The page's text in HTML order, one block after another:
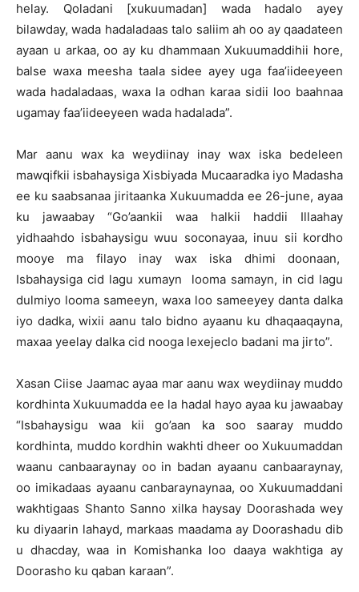
helay. Qoladani [xukuumadan] wada hadalo ayey
bilawday, wada hadaladaas talo saliim ah oo ay qaadateen
ayaan u arkaa, oo ay ku dhammaan Xukuumaddihii hore,
balse waxa meesha taala sidee ayey uga faa’iideeyeen
wada hadaladaas, waxa la odhan karaa sidii loo baahnaa
ugamay faa’iideeyeen wada hadalada”.
Mar aanu wax ka weydiinay inay wax iska bedeleen
mawqifkii isbahaysiga Xisbiyada Mucaaradka iyo Madasha
ee ku saabsanaa jiritaanka Xukuumadda ee 26-june, ayaa
ku jawaabay “Go’aankii waa halkii haddii Illaahay
yidhaahdo isbahaysigu wuu soconayaa, inuu sii kordho
mooye ma filayo inay wax iska dhimi doonaan,
Isbahaysiga cid lagu xumayn looma samayn, in cid lagu
dulmiyo looma sameeyn, waxa loo sameeyey danta dalka
iyo dadka, wixii aanu talo bidno ayaanu ku dhaqaaqayna,
maxaa yeelay dalka cid nooga lexejeclo badani ma jirto”.
Xasan Ciise Jaamac ayaa mar aanu wax weydiinay muddo
kordhinta Xukuumadda ee la hadal hayo ayaa ku jawaabay
“Isbahaysigu waa kii go’aan ka soo saaray muddo
kordhinta, muddo kordhin wakhti dheer oo Xukuumaddan
waanu canbaaraynay oo in badan ayaanu canbaaraynay,
oo imikadaas ayaanu canbaraynaynaa, oo Xukuumaddani
wakhtigaas Shanto Sanno xilka haysay Doorashada wey
ku diyaarin lahayd, markaas maadama ay Doorashadu dib
u dhacday, waa in Komishanka loo daaya wakhtiga ay
Doorasho ku qaban karaan”.